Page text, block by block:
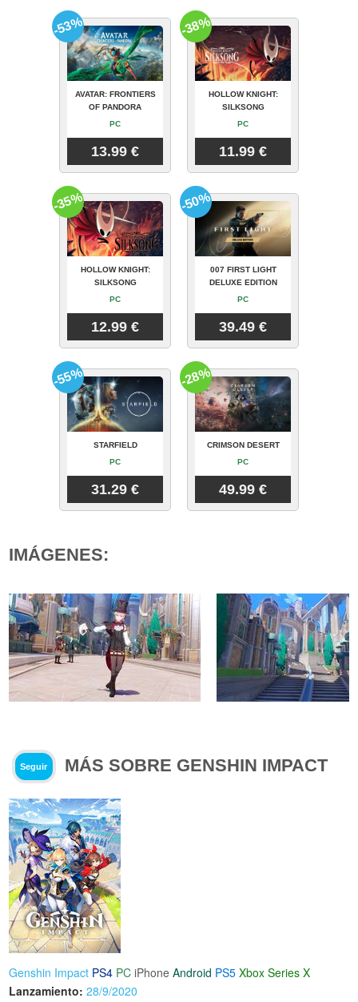
AVATAR: FRONTIERS
OF PANDORA
PC
13.99 €
-53%
HOLLOW KNIGHT:
SILKSONG
PC
11.99 €
-38%
HOLLOW KNIGHT:
SILKSONG
PC
12.99 €
-35%
007 FIRST LIGHT
DELUXE EDITION
PC
39.49 €
-50%
STARFIELD
PC
31.29 €
-55%
CRIMSON DESERT
PC
49.99 €
-28%
IMÁGENES:
Seguir MÁS SOBRE GENSHIN IMPACT
Genshin Impact PS4 PC iPhone Android PS5 Xbox Series X
Lanzamiento: 28/9/2020